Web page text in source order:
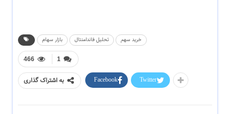
بازار سهام تحلیل فاندامنتال خرید سهم
1
466
به اشتراک گذاری Facebook Twitter